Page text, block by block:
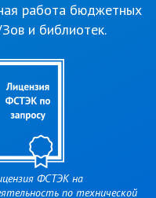
работа бюджетных
и библиотек.
ФСТЭК на
по технической